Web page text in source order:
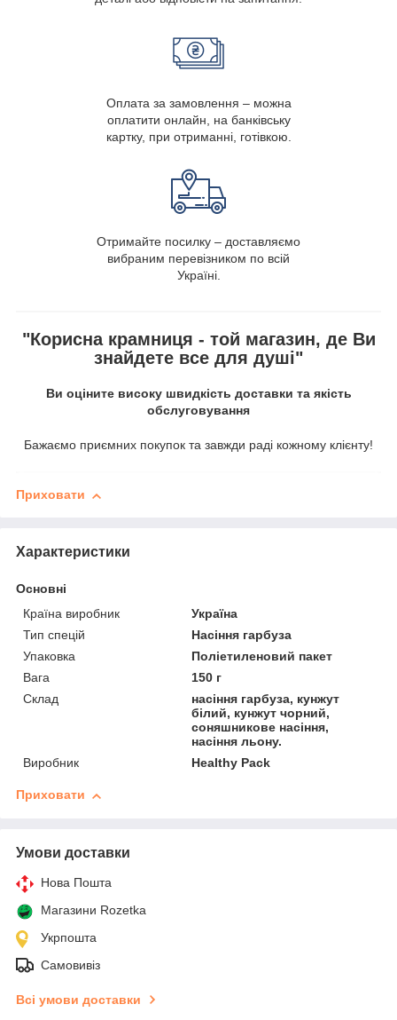
Оплата за замовлення – можна
оплатити онлайн, на банківську
картку, при отриманні, готівкою.
Отримайте посилку – доставляємо
вибраним перевізником по всій
Україні.
"Корисна крамниця - той магазин, де Ви
знайдете все для душі"
Ви оціните високу швидкість доставки та якість
обслуговування
Бажаємо приємних покупок та завжди раді кожному клієнту!
Приховати
Характеристики
Основні
Країна виробник
Україна
Тип спецій
Насіння гарбуза
Упаковка
Поліетиленовий пакет
Вага
150 г
Склад
насіння гарбуза, кунжут
білий, кунжут чорний,
соняшникове насіння,
насіння льону.
Виробник
Healthy Pack
Приховати
Умови доставки
Нова Пошта
Магазини Rozetka
Укрпошта
Самовивіз
Всі умови доставки